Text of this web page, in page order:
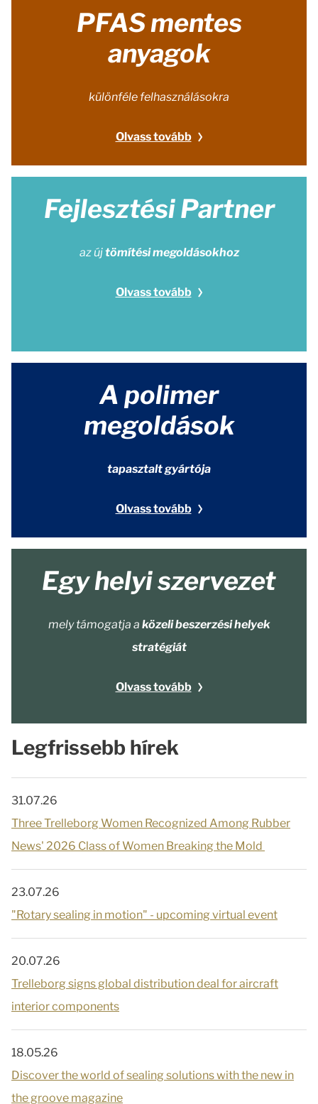
PFAS mentes
anyagok
különféle felhasználásokra
Olvass tovább
Fejlesztési Partner
az újtömítési megoldásokhoz
Olvass tovább
A polimer
megoldások
tapasztalt gyártója
Olvass tovább
Egy helyi szervezet
mely támogatja a közeli beszerzési helyek
stratégiát
Olvass tovább
Legfrissebb hírek
31.07.26
Three Trelleborg Women Recognized Among Rubber
News' 2026 Class of Women Breaking the Mold
23.07.26
"Rotary sealing in motion" - upcoming virtual event
20.07.26
Trelleborg signs global distribution deal for aircraft
interior components
18.05.26
Discover the world of sealing solutions with the new in
the groove magazine